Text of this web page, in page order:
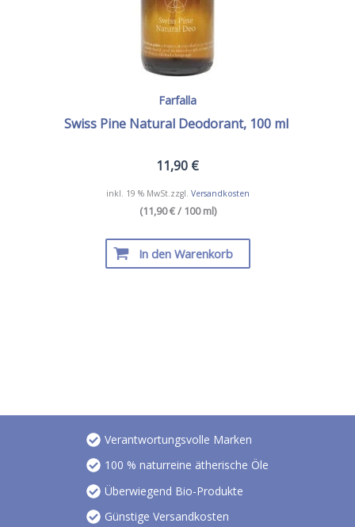
Farfalla
Swiss Pine Natural Deodorant, 100 ml
11,90 €
inkl. 19 % MwSt. zzgl. Versandkosten
(11,90 € / 100 ml)
In den Warenkorb
Verantwortungsvolle Marken
100 % naturreine ätherische Öle
Überwiegend Bio-Produkte
Günstige Versandkosten